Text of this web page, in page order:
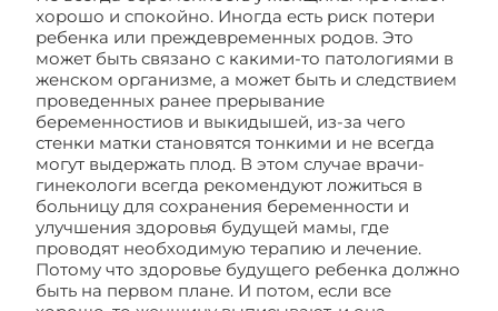
хорошо и спокойно. Иногда есть риск потери
ребенка или преждевременных родов. Это
может быть связано с какими-то патологиями в
женском организме, а может быть и следствием
проведенных ранее прерывание
беременностиов и выкидышей, из-за чего
стенки матки становятся тонкими и не всегда
могут выдержать плод. В этом случае врачи-
гинекологи всегда рекомендуют ложиться в
больницу для сохранения беременности и
улучшения здоровья будущей мамы, где
проводят необходимую терапию и лечение.
Потому что здоровье будущего ребенка должно
быть на первом плане. И потом, если все